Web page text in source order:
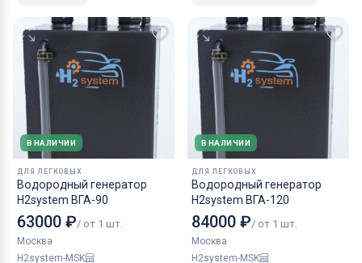
В НАЛИЧИИ
ДЛЯ ЛЕГКОВЫХ
Водородный генератор
H2system ВГА-90
63000 ₽/ от 1 шт.
Москва
H2system-MSK
В НАЛИЧИИ
ДЛЯ ЛЕГКОВЫХ
Водородный генератор
H2system ВГА-120
84000 ₽/ от 1 шт.
Москва
H2system-MSK